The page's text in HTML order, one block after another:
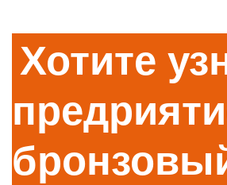
Хотите